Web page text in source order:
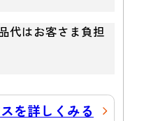
代はお客さま負担
を詳しくみる